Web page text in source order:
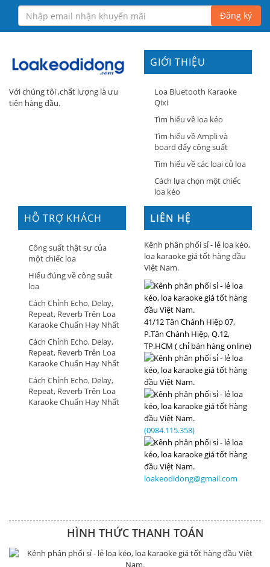
Đăng ký
Với chúng tôi ,chất lượng là ưu
tiên hàng đầu.
GIỚI THIỆU
Loa Bluetooth Karaoke
Qixi
Tìm hiểu về loa kéo
Tìm hiểu về Ampli và
board đẩy công suất
Tìm hiểu về các loại củ loa
Cách lựa chọn một chiếc
loa kéo
HỖ TRỢ KHÁCH
HÀNG
Công suất thật sự của
một chiếc loa
Hiểu đúng về công suất
loa
Cách Chỉnh Echo, Delay,
Repeat, Reverb Trên Loa
Karaoke Chuẩn Hay Nhất
Cách Chỉnh Echo, Delay,
Repeat, Reverb Trên Loa
Karaoke Chuẩn Hay Nhất
Cách Chỉnh Echo, Delay,
Repeat, Reverb Trên Loa
Karaoke Chuẩn Hay Nhất
LIÊN HỆ
Kênh phân phối sỉ - lẻ loa kéo,
loa karaoke giá tốt hàng đầu
Việt Nam.
41/12 Tân Chánh Hiệp 07,
P.Tân Chánh Hiệp, Q.12,
TP.HCM ( chỉ bán hàng online)
(0984.115.358)
loakeodidong@gmail.com
HÌNH THỨC THANH TOÁN